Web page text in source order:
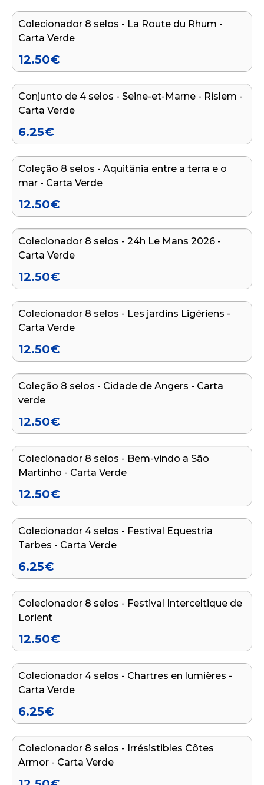
NOVO
Colecionador 8 selos - La Route du Rhum -
Carta Verde
12.50€
NOVO
Conjunto de 4 selos - Seine-et-Marne - Rislem -
Carta Verde
6.25€
NOVO
Coleção 8 selos - Aquitânia entre a terra e o
mar - Carta Verde
12.50€
NOVO
Colecionador 8 selos - 24h Le Mans 2026 -
Carta Verde
12.50€
NOVO
Colecionador 8 selos - Les jardins Ligériens -
Carta Verde
12.50€
NOVO
Coleção 8 selos - Cidade de Angers - Carta
verde
12.50€
NOVO
Colecionador 8 selos - Bem-vindo a São
Martinho - Carta Verde
12.50€
NOVO
Colecionador 4 selos - Festival Equestria
Tarbes - Carta Verde
6.25€
NOVO
Colecionador 8 selos - Festival Interceltique de
Lorient
12.50€
NOVO
Colecionador 4 selos - Chartres en lumières -
Carta Verde
6.25€
NOVO
Colecionador 8 selos - Irrésistibles Côtes
Armor - Carta Verde